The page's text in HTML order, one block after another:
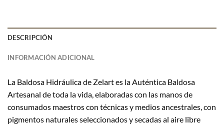
DESCRIPCIÓN
INFORMACIÓN ADICIONAL
La Baldosa Hidráulica de Zelart es la Auténtica Baldosa
Artesanal de toda la vida, elaboradas con las manos de
consumados maestros con técnicas y medios ancestrales, con
pigmentos naturales seleccionados y secadas al aire libre